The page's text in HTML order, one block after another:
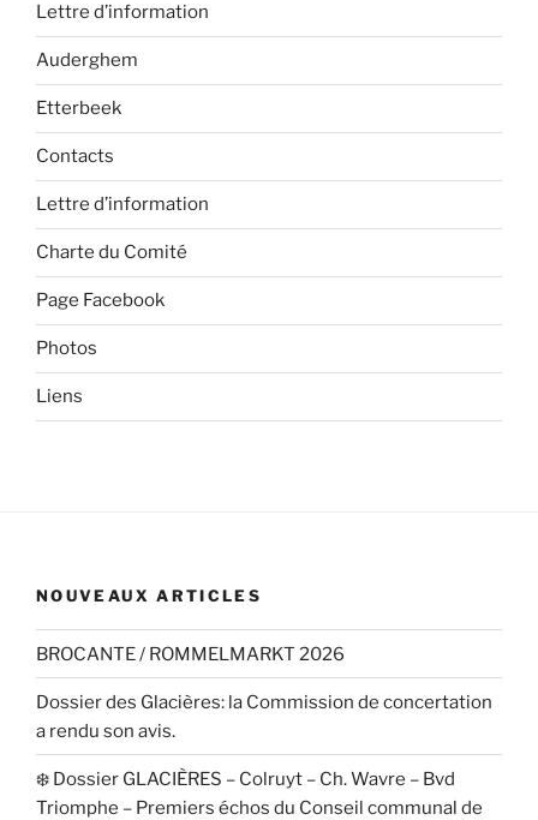
Lettre d’information
Auderghem
Etterbeek
Contacts
Lettre d’information
Charte du Comité
Page Facebook
Photos
Liens
NOUVEAUX ARTICLES
BROCANTE / ROMMELMARKT 2026
Dossier des Glacières: la Commission de concertation
a rendu son avis.
❄️ Dossier GLACIÈRES – Colruyt – Ch. Wavre – Bvd
Triomphe – Premiers échos du Conseil communal de